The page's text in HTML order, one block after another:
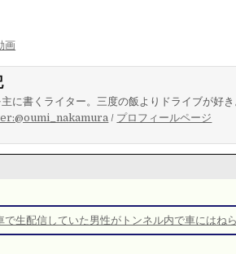
画
に書くライター。三度の飯よりドライブが好
/ プロフィールページ
生配信していた男性がトンネル内で車にはねら